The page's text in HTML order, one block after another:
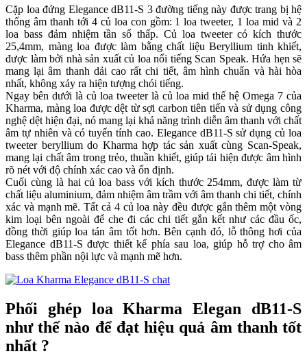
Cặp loa đứng Elegance dB11-S 3 đường tiếng này được trang bị hệ
thống âm thanh tới 4 củ loa con gồm: 1 loa tweeter, 1 loa mid và 2
loa bass đảm nhiệm tần số thấp. Củ loa tweeter có kích thước
25,4mm, màng loa được làm bằng chất liệu Beryllium tinh khiết,
được làm bởi nhà sản xuất củ loa nổi tiếng Scan Speak. Hứa hẹn sẽ
mang lại âm thanh dải cao rất chi tiết, âm hình chuẩn và hài hòa
nhất, không xảy ra hiện tượng chói tiếng.
Ngay bên dưới là củ loa tweeter là củ loa mid thế hệ Omega 7 của
Kharma, màng loa được dệt từ sợi carbon tiên tiến và sử dụng công
nghệ dệt hiện đại, nó mang lại khả năng trình diễn âm thanh với chất
âm tự nhiên và có tuyến tính cao. Elegance dB11-S sử dụng củ loa
tweeter beryllium do Kharma hợp tác sản xuất cùng Scan-Speak,
mang lại chất âm trong trẻo, thuần khiết, giúp tái hiện được âm hình
rõ nét với độ chính xác cao và ổn định.
Cuối cùng là hai củ loa bass với kích thước 254mm, được làm từ
chất liệu aluminium, đảm nhiệm âm trầm với âm thanh chi tiết, chính
xác và mạnh mẽ. Tất cả 4 củ loa này đều được gắn thêm một vòng
kim loại bên ngoài để che đi các chi tiết gắn kết như các đầu ốc,
đồng thời giúp loa tán âm tốt hơn. Bên cạnh đó, lỗ thông hơi của
Elegance dB11-S được thiết kế phía sau loa, giúp hỗ trợ cho âm
bass thêm phần nội lực và mạnh mẽ hơn.
Phối ghép loa Kharma Elegan dB11-S
như thế nào để đạt hiệu quả âm thanh tốt
nhất ?